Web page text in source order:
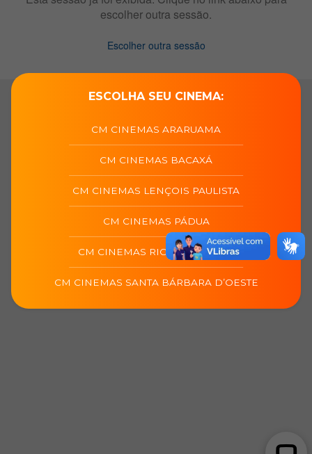
ESCOLHA SEU CINEMA:
CM CINEMAS ARARUAMA
CM CINEMAS BACAXÁ
CM CINEMAS LENÇOIS PAULISTA
CM CINEMAS PÁDUA
CM CINEMAS RIO DAS OSTRAS
CM CINEMAS SANTA BÁRBARA D’OESTE